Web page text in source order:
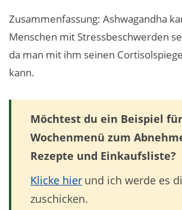
Zusammenfassung: Ashwagandha
Menschen mit Stressbeschwerden
da man mit ihm seinen
kann.
Möchtest du ein Beispiel
Wochenmenü zum
Rezepte und Einkaufsliste?
Klicke hier und ich werde es
zuschicken.